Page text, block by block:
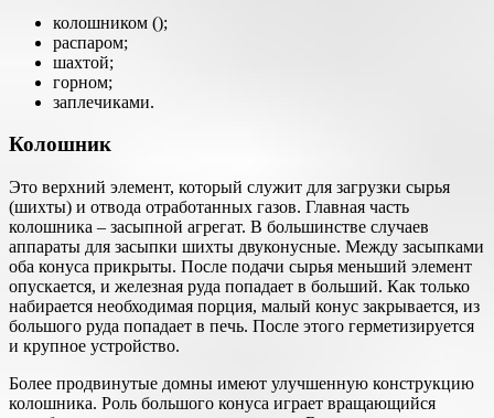
колошником ();
распаром;
шахтой;
горном;
заплечиками.
Колошник
Это верхний элемент, который служит для загрузки сырья
(шихты) и отвода отработанных газов. Главная часть
колошника – засыпной агрегат. В большинстве случаев
аппараты для засыпки шихты двуконусные. Между засыпками
оба конуса прикрыты. После подачи сырья меньший элемент
опускается, и железная руда попадает в больший. Как только
набирается необходимая порция, малый конус закрывается, из
большого руда попадает в печь. После этого герметизируется
и крупное устройство.
Более продвинутые домны имеют улучшенную конструкцию
колошника. Роль большого конуса играет вращающийся